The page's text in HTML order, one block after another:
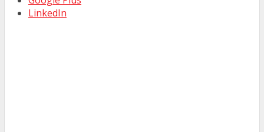
LinkedIn